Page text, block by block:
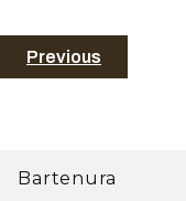
Previous
Bartenura